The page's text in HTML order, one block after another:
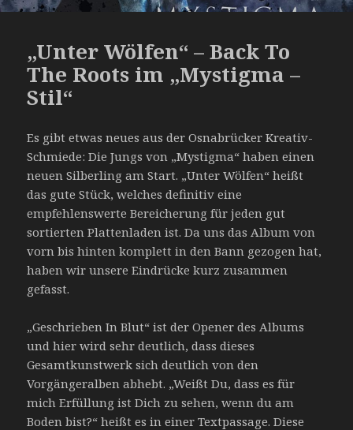
„Unter Wölfen“ – Back To
The Roots im „Mystigma –
Stil“
Es gibt etwas neues aus der Osnabrücker Kreativ-
Schmiede: Die Jungs von „Mystigma“ haben einen
neuen Silberling am Start. „Unter Wölfen“ heißt
das gute Stück, welches definitiv eine
empfehlenswerte Bereicherung für jeden gut
sortierten Plattenladen ist. Da uns das Album von
vorn bis hinten komplett in den Bann gezogen hat,
haben wir unsere Eindrücke kurz zusammen
gefasst.
„Geschrieben In Blut“ ist der Opener des Albums
und hier wird sehr deutlich, dass dieses
Gesamtkunstwerk sich deutlich von den
Vorgängeralben abhebt. „Weißt Du, dass es für
mich Erfüllung ist Dich zu sehen, wenn du am
Boden bist?“ heißt es in einer Textpassage. Diese